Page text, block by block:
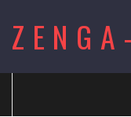
content